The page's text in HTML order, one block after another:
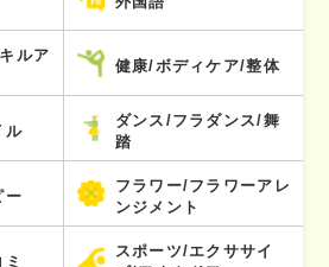
ルア
健康/ボディケア/整体
ル
ダンス/フラダンス/舞
踏
ー
フラワー/フラワーアレ
ンジメント
スポーツ/エクササイ